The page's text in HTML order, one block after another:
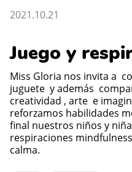
2021.10.21
Juego y
Miss Gloria nos invita a confeccionar un divertido
juguete y además
creatividad , arte e
reforzamos habilidades
final nuestros niños y
respiraciones
calma.